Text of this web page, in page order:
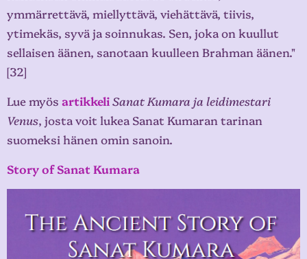
ymmärrettävä, miellyttävä, viehättävä, tiivis,
ytimekäs, syvä ja soinnukas. Sen, joka on kuullut
sellaisen äänen, sanotaan kuulleen Brahman äänen."
[32]
Lue myös artikkeliSanat Kumara ja leidimestari
Venus, josta voit lukea Sanat Kumaran tarinan
suomeksi hänen omin sanoin.
Story of Sanat Kumara